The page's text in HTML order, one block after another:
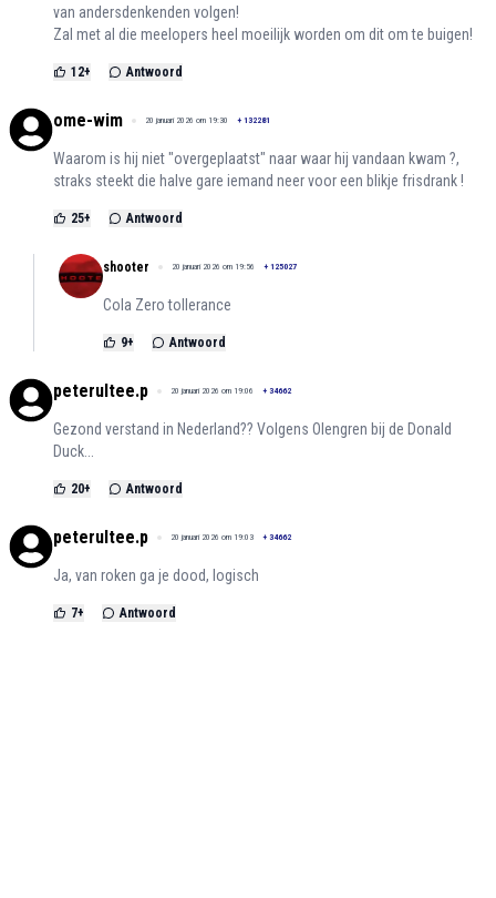
van andersdenkenden volgen!
Zal met al die meelopers heel moeilijk worden om dit om te buigen!
12+ Antwoord
ome-wim 20 januari 2026 om 19:30 + 132281
Waarom is hij niet "overgeplaatst" naar waar hij vandaan kwam ?,
straks steekt die halve gare iemand neer voor een blikje frisdrank !
25+ Antwoord
shooter 20 januari 2026 om 19:56 + 125027
Cola Zero tollerance
9+ Antwoord
peterultee.p 20 januari 2026 om 19:06 + 34662
Gezond verstand in Nederland?? Volgens Olengren bij de Donald
Duck...
20+ Antwoord
peterultee.p 20 januari 2026 om 19:03 + 34662
Ja, van roken ga je dood, logisch
7+ Antwoord